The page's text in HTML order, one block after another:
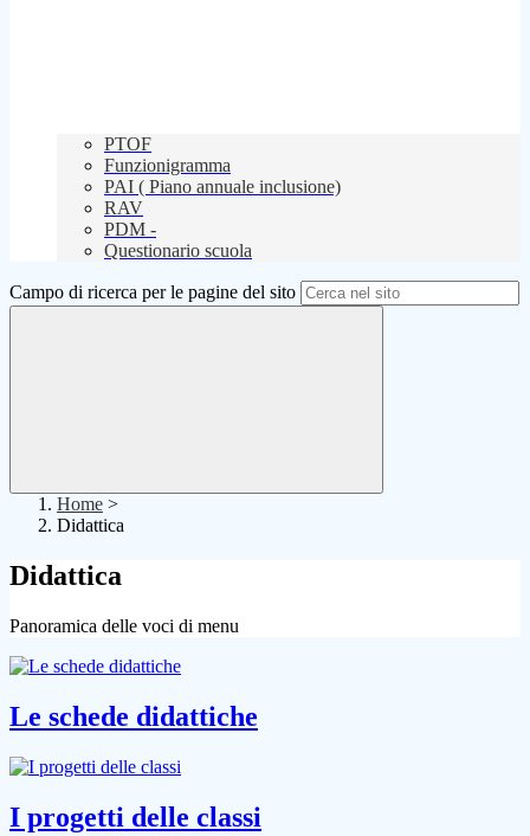
PTOF
Funzionigramma
PAI ( Piano annuale inclusione)
RAV
PDM -
Questionario scuola
Campo di ricerca per le pagine del sito
Home >
Didattica
Didattica
Panoramica delle voci di menu
Le schede didattiche
I progetti delle classi